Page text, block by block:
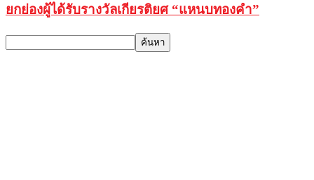
ยกย่องผู้ได้รับรางวัลเกียรติยศ “แหนบทองคำ”